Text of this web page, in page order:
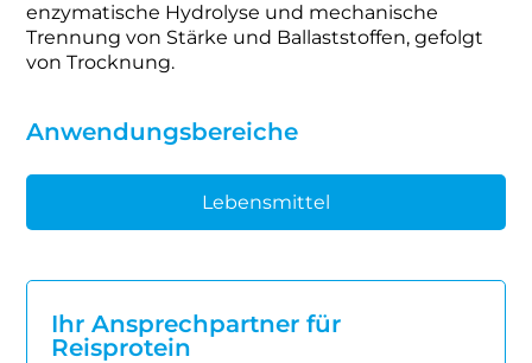
enzymatische Hydrolyse und mechanische
Trennung von Stärke und Ballaststoffen, gefolgt
von Trocknung.
Anwendungsbereiche
Lebensmittel
Ihr Ansprechpartner für
Reisprotein